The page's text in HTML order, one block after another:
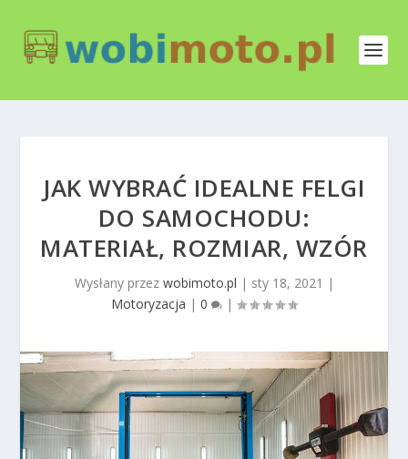
JAK WYBRAĆ IDEALNE FELGI
DO SAMOCHODU:
MATERIAŁ, ROZMIAR, WZÓR
Wysłany przez wobimoto.pl | sty 18, 2021 |
Motoryzacja | 0 |